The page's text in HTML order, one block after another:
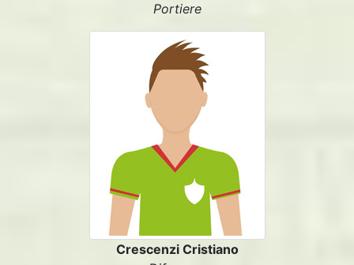
Portiere
Crescenzi Cristiano